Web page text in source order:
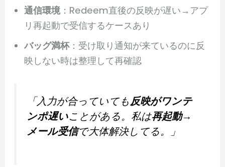
通信環境：Redeem直後の反映が遅い→アプ
リ再起動で受信するケースあり
バッグ満杯：受け取り通知が来ているのに反
映しない時は整理して再確認
「入力が合っていても反映がワンテ
ンポ遅いことがある。私は再起動→
メール受信で大体解決してる。」